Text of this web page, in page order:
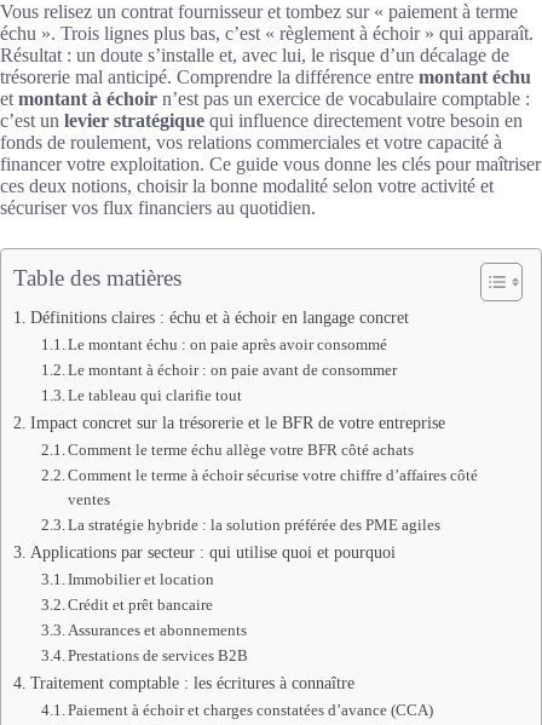
Vous relisez un contrat fournisseur et tombez sur « paiement à terme
échu ». Trois lignes plus bas, c’est « règlement à échoir » qui apparaît.
Résultat : un doute s’installe et, avec lui, le risque d’un décalage de
trésorerie mal anticipé. Comprendre la différence entre montant échu
et montant à échoir n’est pas un exercice de vocabulaire comptable :
c’est un levier stratégique qui influence directement votre besoin en
fonds de roulement, vos relations commerciales et votre capacité à
financer votre exploitation. Ce guide vous donne les clés pour maîtriser
ces deux notions, choisir la bonne modalité selon votre activité et
sécuriser vos flux financiers au quotidien.
Table des matières
Définitions claires : échu et à échoir en langage concret
Le montant échu : on paie après avoir consommé
Le montant à échoir : on paie avant de consommer
Le tableau qui clarifie tout
Impact concret sur la trésorerie et le BFR de votre entreprise
Comment le terme échu allège votre BFR côté achats
Comment le terme à échoir sécurise votre chiffre d’affaires côté
ventes
La stratégie hybride : la solution préférée des PME agiles
Applications par secteur : qui utilise quoi et pourquoi
Immobilier et location
Crédit et prêt bancaire
Assurances et abonnements
Prestations de services B2B
Traitement comptable : les écritures à connaître
Paiement à échoir et charges constatées d’avance (CCA)